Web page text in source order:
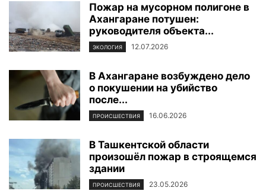
Пожар на мусорном полигоне в
Ахангаране потушен:
руководителя объекта...
ЭКОЛОГИЯ 12.07.2026
В Ахангаране возбуждено дело
о покушении на убийство
после...
ПРОИСШЕСТВИЯ 16.06.2026
В Ташкентской области
произошёл пожар в строящемся
здании
ПРОИСШЕСТВИЯ 23.05.2026